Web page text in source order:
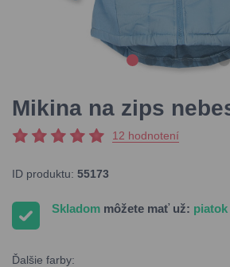
Mikina na zips
12 hodnotení
ID produktu: 55173
Skladom môžete mať už: piatok
Ďalšie farby: